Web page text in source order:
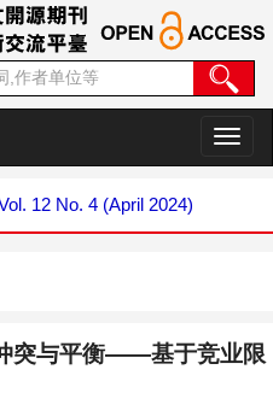
切
换
12 No. 4 (April 2024)
突与平衡——基于竞业限